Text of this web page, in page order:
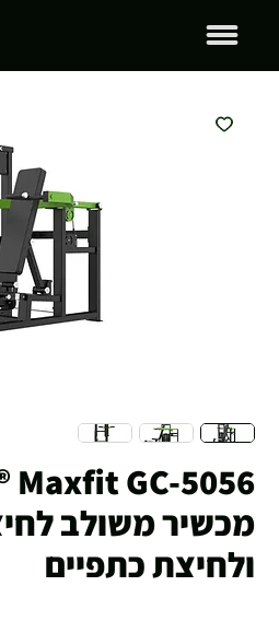
מכשיר משולב
ולחיצת כתפיים